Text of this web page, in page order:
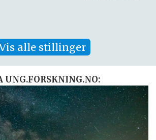
alle stillinger
UNG.FORSKNING.NO: